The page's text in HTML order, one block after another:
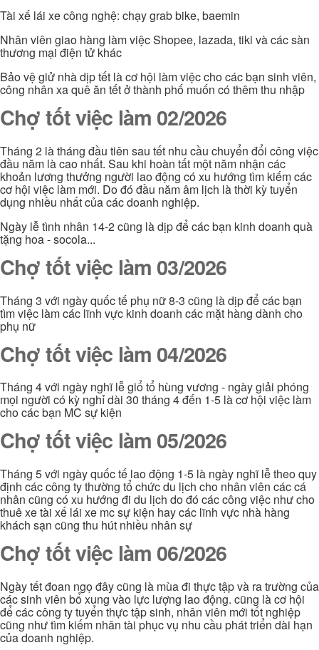
Tài xế lái xe công nghệ: chạy grab bike, baemin
Nhân viên giao hàng làm việc Shopee, lazada, tiki và các sàn
thương mại điện tử khác
Bảo vệ giử nhà dịp tết là cơ hội làm việc cho các bạn sinh viên,
công nhân xa quê ăn tết ở thành phố muốn có thêm thu nhập
Chợ tốt việc làm 02/2026
Tháng 2 là tháng đầu tiên sau tết nhu cầu chuyển đổi công việc
đầu năm là cao nhất. Sau khi hoàn tất một năm nhận các
khoản lương thưởng người lao động có xu hướng tìm kiếm các
cơ hội việc làm mới. Do đó đầu năm âm lịch là thời kỳ tuyển
dụng nhiều nhất của các doanh nghiệp.
Ngày lễ tình nhân 14-2 cũng là dịp để các bạn kinh doanh quà
tặng hoa - socola...
Chợ tốt việc làm 03/2026
Tháng 3 với ngày quốc tế phụ nữ 8-3 cũng là dịp để các bạn
tìm việc làm các lĩnh vực kinh doanh các mặt hàng dành cho
phụ nữ
Chợ tốt việc làm 04/2026
Tháng 4 với ngày nghĩ lễ giổ tổ hùng vương - ngày giải phóng
mọi người có kỳ nghỉ dài 30 tháng 4 đến 1-5 là cơ hội việc làm
cho các bạn MC sự kiện
Chợ tốt việc làm 05/2026
Tháng 5 với ngày quốc tế lao động 1-5 là ngày nghĩ lễ theo quy
định các công ty thường tổ chức du lịch cho nhân viên các cá
nhân cũng có xu hướng đi du lịch do đó các công việc như cho
thuê xe tài xế lái xe mc sự kiện hay các lĩnh vực nhà hàng
khách sạn cũng thu hút nhiều nhân sự
Chợ tốt việc làm 06/2026
Ngày tết đoan ngọ đây cũng là mùa đi thực tập và ra trường của
các sinh viên bổ xung vào lực lượng lao động. cũng là cơ hội
để các công ty tuyển thực tập sinh, nhân viên mới tốt nghiệp
cũng như tìm kiếm nhân tài phục vụ nhu cầu phát triển dài hạn
của doanh nghiệp.